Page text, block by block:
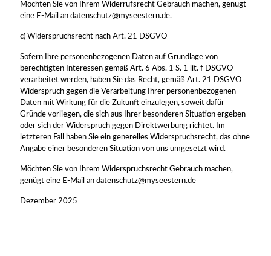
Möchten Sie von Ihrem Widerrufsrecht Gebrauch machen, genügt
eine E-Mail an datenschutz@myseestern.de.
c) Widerspruchsrecht nach Art. 21 DSGVO
Sofern Ihre personenbezogenen Daten auf Grundlage von
berechtigten Interessen gemäß Art. 6 Abs. 1 S. 1 lit. f DSGVO
verarbeitet werden, haben Sie das Recht, gemäß Art. 21 DSGVO
Widerspruch gegen die Verarbeitung Ihrer personenbezogenen
Daten mit Wirkung für die Zukunft einzulegen, soweit dafür
Gründe vorliegen, die sich aus Ihrer besonderen Situation ergeben
oder sich der Widerspruch gegen Direktwerbung richtet. Im
letzteren Fall haben Sie ein generelles Widerspruchsrecht, das ohne
Angabe einer besonderen Situation von uns umgesetzt wird.
Möchten Sie von Ihrem Widerspruchsrecht Gebrauch machen,
genügt eine E-Mail an datenschutz@myseestern.de
Dezember 2025